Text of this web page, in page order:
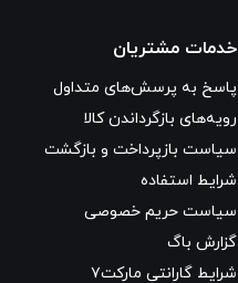
خدمات مشتریان
پاسخ به پرسش‌های متداول
رویه‌های بازگرداندن کالا
سیاست بازپرداخت و بازگشت
شرایط استفاده
سیاست حریم خصوصی
گزارش باگ
شرایط گارانتی مارکت۷